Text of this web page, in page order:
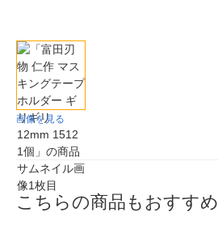
画像を見る
こちらの商品もおすすめ